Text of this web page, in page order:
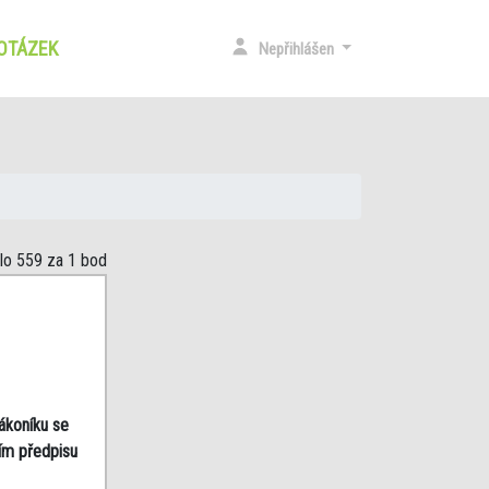
(CURRENT) Nepřihlášen
559 za 1 bod
se
předpisu